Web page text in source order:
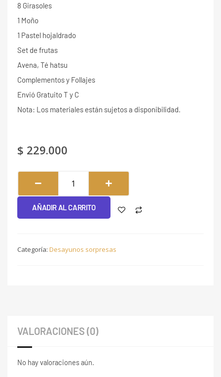
8 Girasoles
1 Moño
1 Pastel hojaldrado
Set de frutas
Avena, Té hatsu
Complementos y Follajes
Envió Gratuito T y C
Nota: Los materiales están sujetos a disponibilidad.
$ 229.000
día
#013
cantidad
AÑADIR AL CARRITO
Categoría: Desayunos sorpresas
VALORACIONES (0)
No hay valoraciones aún.